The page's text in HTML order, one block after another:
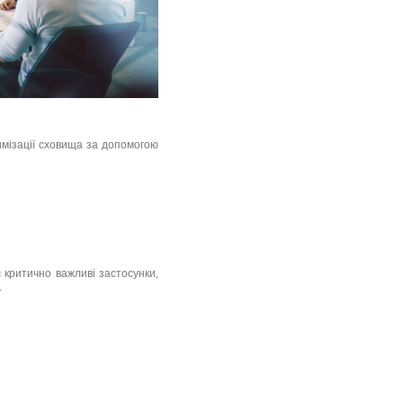
сховища за допомогою
важливі застосунки,